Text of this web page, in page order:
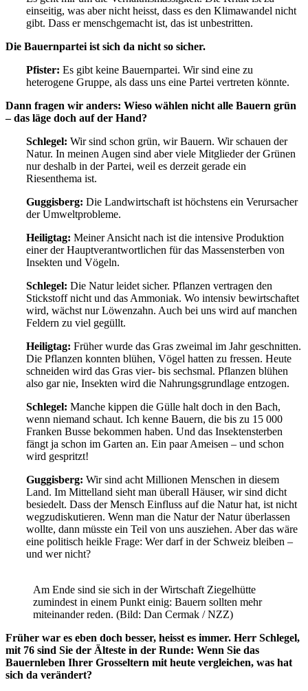
einseitig, was aber nicht heisst, dass es den Klimawandel nicht
gibt. Dass er menschgemacht ist, das ist unbestritten.
Die Bauernpartei ist sich da nicht so sicher.
Pfister: Es gibt keine Bauernpartei. Wir sind eine zu
heterogene Gruppe, als dass uns eine Partei vertreten könnte.
Dann fragen wir anders: Wieso wählen nicht alle Bauern grün
– das läge doch auf der Hand?
Schlegel: Wir sind schon grün, wir Bauern. Wir schauen der
Natur. In meinen Augen sind aber viele Mitglieder der Grünen
nur deshalb in der Partei, weil es derzeit gerade ein
Riesenthema ist.
Guggisberg: Die Landwirtschaft ist höchstens ein Verursacher
der Umweltprobleme.
Heiligtag: Meiner Ansicht nach ist die intensive Produktion
einer der Hauptverantwortlichen für das Massensterben von
Insekten und Vögeln.
Schlegel: Die Natur leidet sicher. Pflanzen vertragen den
Stickstoff nicht und das Ammoniak. Wo intensiv bewirtschaftet
wird, wächst nur Löwenzahn. Auch bei uns wird auf manchen
Feldern zu viel gegüllt.
Heiligtag: Früher wurde das Gras zweimal im Jahr geschnitten.
Die Pflanzen konnten blühen, Vögel hatten zu fressen. Heute
schneiden wird das Gras vier- bis sechsmal. Pflanzen blühen
also gar nie, Insekten wird die Nahrungsgrundlage entzogen.
Schlegel: Manche kippen die Gülle halt doch in den Bach,
wenn niemand schaut. Ich kenne Bauern, die bis zu 15 000
Franken Busse bekommen haben. Und das Insektensterben
fängt ja schon im Garten an. Ein paar Ameisen – und schon
wird gespritzt!
Guggisberg: Wir sind acht Millionen Menschen in diesem
Land. Im Mittelland sieht man überall Häuser, wir sind dicht
besiedelt. Dass der Mensch Einfluss auf die Natur hat, ist nicht
wegzudiskutieren. Wenn man die Natur der Natur überlassen
wollte, dann müsste ein Teil von uns ausziehen. Aber das wäre
eine politisch heikle Frage: Wer darf in der Schweiz bleiben –
und wer nicht?
Am Ende sind sie sich in der Wirtschaft Ziegelhütte
zumindest in einem Punkt einig: Bauern sollten mehr
miteinander reden. (Bild: Dan Cermak / NZZ)
Früher war es eben doch besser, heisst es immer. Herr Schlegel,
mit 76 sind Sie der Älteste in der Runde: Wenn Sie das
Bauernleben Ihrer Grosseltern mit heute vergleichen, was hat
sich da verändert?